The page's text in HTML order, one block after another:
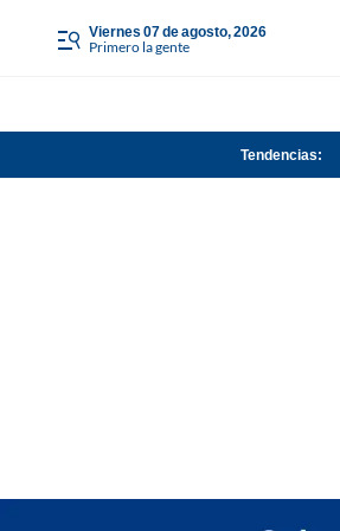
viernes 07 de agosto, 2026
Primero la gente
Tendencias: